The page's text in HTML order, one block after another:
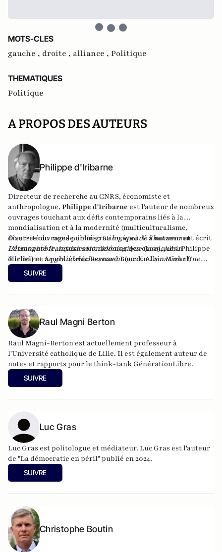
MOTS-CLES
gauche , droite , alliance , Politique
THEMATIQUES
Politique
A PROPOS DES AUTEURS
Philippe d'Iribarne
Directeur de recherche au CNRS, économiste et
anthropologue, Philippe d'Iribarne est l'auteur de nombreux
ouvrages touchant aux défis contemporains liés à la
mondialisation et à la modernité (multiculturalisme,
diversité du monde, immigration, etc.). Il a notamment écrit
Islamophobie, intoxication idéologique(2019, Albin
Michel) et Le grand déclassement(2022, Albin Michel)
ou
L'islam devant la démocratie
D'autres ouvrages publiés :La logique de l'honneuret
L'étrangeté françaisesont devenus des classiques. Philippe
d'Iribarne a publié avec Bernard BourdinLa nation : Une
ressource d'avenir
SUIVRE
Raul Magni Berton
Raul Magni-Berton est actuellement professeur à
l'Université catholique de Lille. Il est également auteur de
notes et rapports pour le think-tank GénérationLibre.
SUIVRE
Luc Gras
Luc Gras est politologue et médiateur. Luc Gras est l'auteur
de "La démocratie en péril" publié en 2024.
SUIVRE
Christophe Boutin